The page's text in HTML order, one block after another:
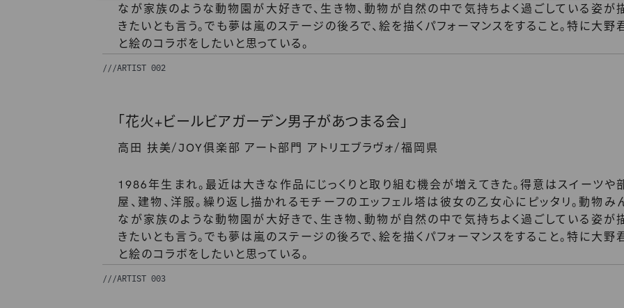
なが家族のような動物園が大好きで、生き物、動物が自然の中で気持ちよく過ごしている姿が
きたいとも言う。でも夢は嵐のステージの後ろで、絵を描くパフォーマンスをすること。特に大野
と絵のコラボをしたいと思っている。
///ARTIST 002
「花火+ビールビアガーデン男子があつまる会」
高田 扶美/ JOY俱楽部 アート部門 アトリエブラヴォ/福岡県
1986年生まれ。最近は大きな作品にじっくりと取り組む機会が増えてきた。得意はスイーツや
屋、建物、洋服。繰り返し描かれるモチーフのエッフェル塔は彼女の乙女心にピッタリ。動物み
なが家族のような動物園が大好きで、生き物、動物が自然の中で気持ちよく過ごしている姿が
きたいとも言う。でも夢は嵐のステージの後ろで、絵を描くパフォーマンスをすること。特に大野
と絵のコラボをしたいと思っている。
///ARTIST 003